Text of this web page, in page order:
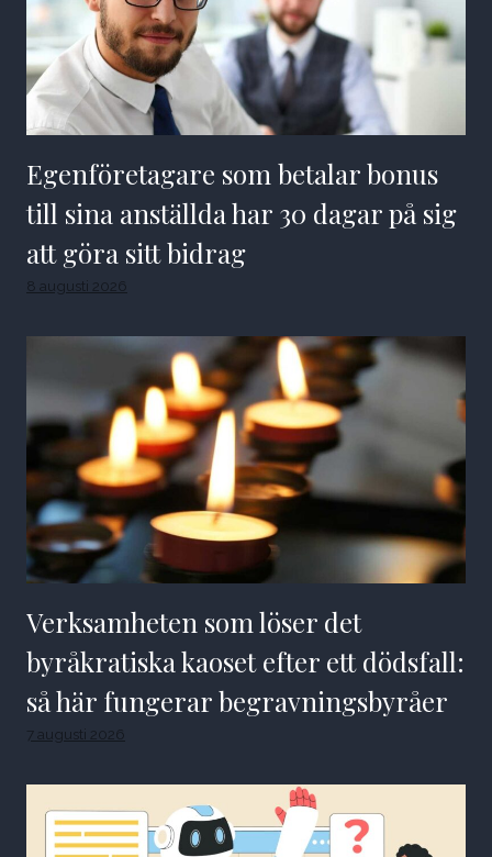
Egenföretagare som betalar bonus
till sina anställda har 30 dagar på sig
att göra sitt bidrag
8 augusti 2026
Verksamheten som löser det
byråkratiska kaoset efter ett dödsfall:
så här fungerar begravningsbyråer
7 augusti 2026